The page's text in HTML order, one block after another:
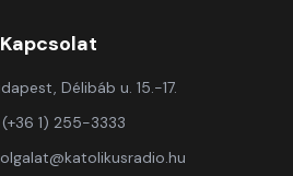
Kapcsolat
Délibáb u. 15.-17.
(+36 1) 255-3333